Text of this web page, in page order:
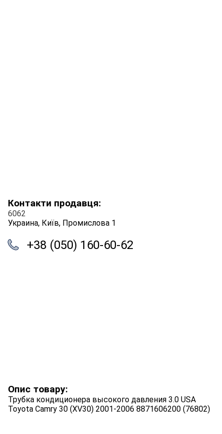
Контакти продавця:
6062
Украина, Київ, Промислова 1
+38 (050) 160-60-62
Опис товару:
Трубка кондиционера высокого давления 3.0 USA
Toyota Camry 30 (XV30) 2001-2006 8871606200 (76802)